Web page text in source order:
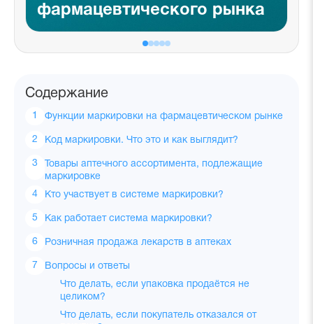
фармацевтического рынка
Содержание
Функции маркировки на фармацевтическом рынке
Код маркировки. Что это и как выглядит?
Товары аптечного ассортимента, подлежащие
маркировке
Кто участвует в системе маркировки?
Как работает система маркировки?
Розничная продажа лекарств в аптеках
Вопросы и ответы
Что делать, если упаковка продаётся не
целиком?
Что делать, если покупатель отказался от